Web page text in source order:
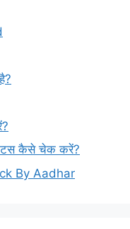
कैसे चेक करें?
By Aadhar